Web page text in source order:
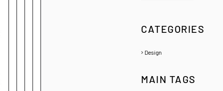
CATEGORIES
Design
MAIN TAGS